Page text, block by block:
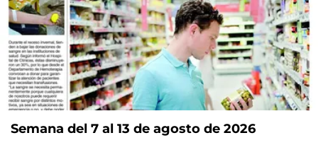
Semana del 7 al 13 de agosto de 2026